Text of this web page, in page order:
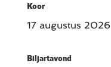
Koor
17 augustus 2026
Biljartavond